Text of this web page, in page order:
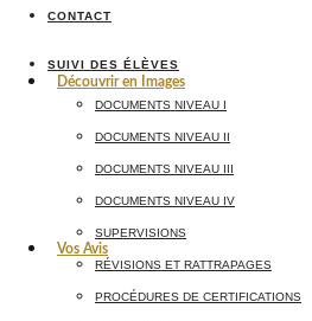
Découvrir en Images
Vos Avis
CONTACT
SUIVI DES ÉLÈVES
DOCUMENTS NIVEAU I
DOCUMENTS NIVEAU II
DOCUMENTS NIVEAU III
DOCUMENTS NIVEAU IV
SUPERVISIONS
RÉVISIONS ET RATTRAPAGES
PROCÉDURES DE CERTIFICATIONS